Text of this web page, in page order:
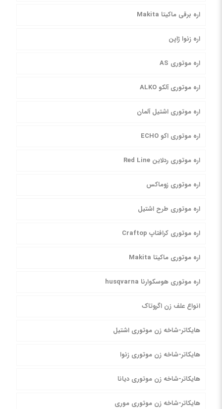
اره برقی ماکیتا Makita
اره زنوا ژاپن
اره موتوری AS
اره موتوری آلکو ALKO
اره موتوری اشتیل آلمان
اره موتوری اکو ECHO
اره موتوری ردلاین Red Line
اره موتوری زوماکس
اره موتوری طرح اشتیل
اره موتوری کرافتاپ Craftop
اره موتوری ماکیتا Makita
اره موتوری هوسکوارنا husqvarna
انواع علف زن اگروتاک
هایکاتر-شاخه زن موتوری اشتیل
هایکاتر-شاخه زن موتوری زنوا
هایکاتر-شاخه زن موتوری دیانا
هایکاتر-شاخه زن موتوری موری